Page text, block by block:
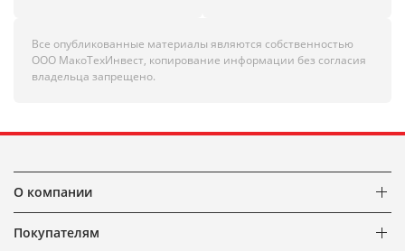
Все опубликованные материалы являются собственностью
ООО МакоТехИнвест, копирование информации без согласия
владельца запрещено.
О компании
Покупателям